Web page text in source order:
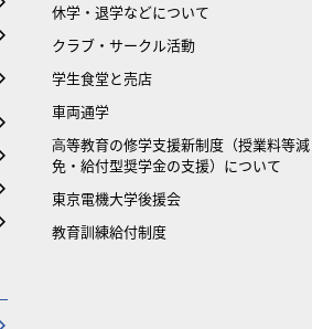
休学・退学などについて
クラブ・サークル活動
学生食堂と売店
車両通学
⾼等教育の修学支援新制度（授業料等減
免・給付型奨学金の支援）について
東京電機大学後援会
教育訓練給付制度